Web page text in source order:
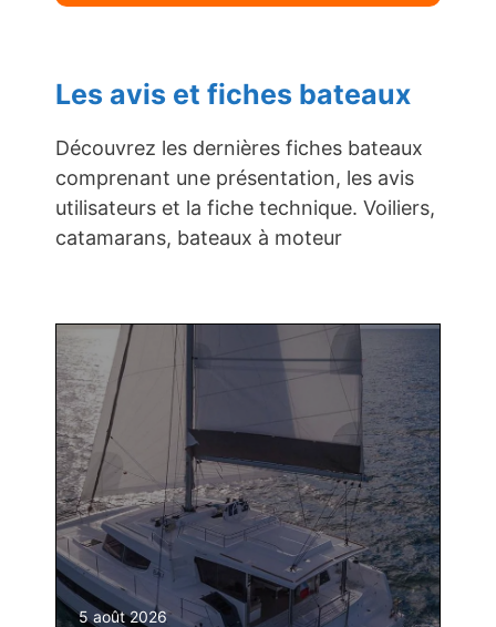
Les avis et fiches bateaux
Découvrez les dernières fiches bateaux
comprenant une présentation, les avis
utilisateurs et la fiche technique. Voiliers,
catamarans, bateaux à moteur
5 août 2026